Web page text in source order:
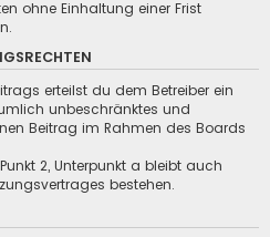
ohne Einhaltung einer Frist
erteilst du dem Betreiber ein
unbeschränktes und
Beitrag im Rahmen des Boards
2, Unterpunkt a bleibt auch
bestehen.